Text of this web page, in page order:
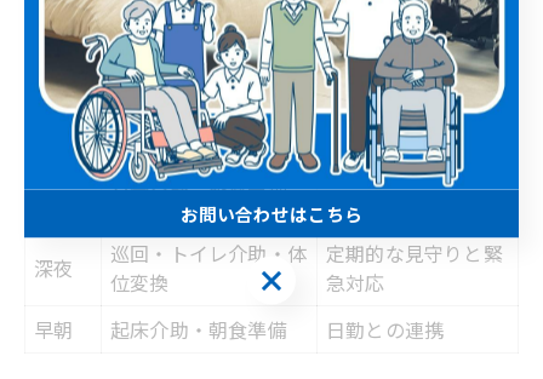
夜勤専従という働き方の業務内容・役割を時間
帯別に解説
時間
帯
主な業務 役割のポイント
夕食介助・服薬管理
安心して就寝できる
配慮
深夜
巡回・トイレ介助・体
位変換
定期的な見守りと緊
急対応
早朝
起床介助・朝食準備 日勤との連携
お問い合わせはこちら
お問い合わせはこちら